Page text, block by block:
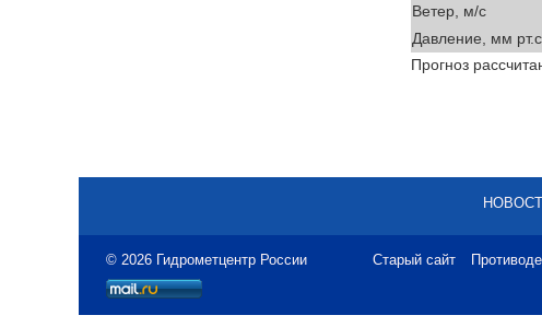
Ветер, м/с
Давление, мм
Прогноз
© 2026 Гидрометцентр России Старый сайт